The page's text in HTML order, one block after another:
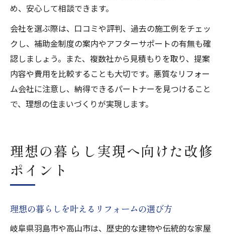
め、安心して相談できます。
会社を選ぶ際は、口コミや評判、過去の施工例をチェッ
クし、補助金制度の案内やアフターサポートの有無も確
認しましょう。また、複数社から見積もりを取り、提案
内容や費用を比較することも大切です。悪質なリフォー
ム会社に注意し、納得できるパートナーを見つけること
で、理想の住まいづくりが実現します。
理想の暮らし実現へ向けた改修
ポイント
理想の暮らしを叶えるリフォームの選び方
岐阜県羽島市や高山市は、歴史的な建物や伝統的な家屋